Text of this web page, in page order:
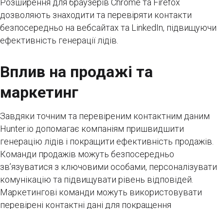
Розширення для браузерів Chrome та Firefox
дозволяють знаходити та перевіряти контакти
безпосередньо на вебсайтах та LinkedIn, підвищуючи
ефективність генерації лідів.
Вплив на продажі та
маркетинг
Завдяки точним та перевіреним контактним даним
Hunter.io допомагає компаніям пришвидшити
генерацію лідів і покращити ефективність продажів.
Команди продажів можуть безпосередньо
зв’язуватися з ключовими особами, персоналізувати
комунікацію та підвищувати рівень відповідей.
Маркетингові команди можуть використовувати
перевірені контактні дані для покращення